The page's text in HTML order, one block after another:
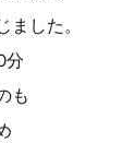
ました。
分
も